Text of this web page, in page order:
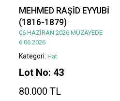
MEHMED RAŞİD EYYUBİ
(1816-1879)
06 HAZİRAN 2026 MÜZAYEDE
6.06.2026
Kategori: Hat
Lot No: 43
80.000 TL